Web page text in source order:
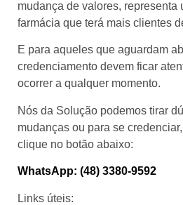
mudança de valores, representa
farmácia que terá mais clientes
E para aqueles que aguardam
credenciamento devem ficar
ocorrer a qualquer momento.
Nós da Solução podemos tirar
mudanças ou para se
clique no botão abaixo:
WhatsApp: (48) 3380-9592
Links úteis: